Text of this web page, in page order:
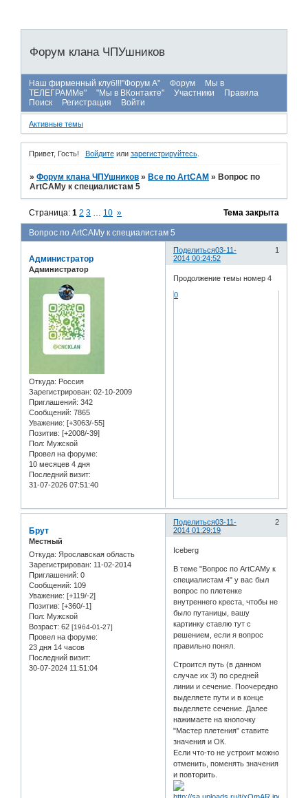
Форум клана ЧПУшников
Наш фирменный клуб!!!"Форум А" Форум
Мы в
ТЕЛЕГРАММе"
"Мы в ВКонтакте" Участники
Правила
Поиск
Регистрация Войти
Активные темы
Привет, Гость! Войдитеили зарегистрируйтесь.
»Форум клана ЧПУшников » Все по ArtCAM » Вопрос по
ArtCAMу к специалистам 5
Вопрос по ArtCAMу к специалистам 5
Страница:1 2 3 10 » Тема закрыта
Поделиться 1
03-11-
2014 00:24:52
Администратор
Администратор
Откуда: Россия
Зарегистрирован: 02-10-2009
Приглашений: 342
Сообщений: 7865
Уважение: [+3063/-55]
Позитив: [+2008/-39]
Пол: Мужской
Провел на форуме:
10 месяцев 4 дня
Последний визит:
31-07-2026 07:51:40
Продолжение темы номер 4
0
Поделиться 2
03-11-
2014 01:29:19
Брут
Местный
Откуда: Ярославская область
Зарегистрирован: 11-02-2014
Приглашений: 0
Сообщений: 109
Уважение: [+119/-2]
Позитив: [+360/-1]
Пол: Мужской
Возраст: 62 [1964-01-27]
Провел на форуме:
23 дня 14 часов
Последний визит:
30-07-2024 11:51:04
Iceberg
В теме "Вопрос по ArtCAMу к
специалистам 4" у вас был
вопрос по плетенке
внутреннего креста, чтобы не
было путаницы, вашу
картинку ставлю тут с
решением, если я вопрос
правильно понял.
Строится путь (в данном
случае их 3) по средней
линии и сечение. Поочередно
выделяете пути и в конце
выделяете сечение. Далее
нажимаете на кнопочку
"Мастер плетения" ставите
значения и ОК.
Если что-то не устроит можно
отменить, поменять значения
и повторить.